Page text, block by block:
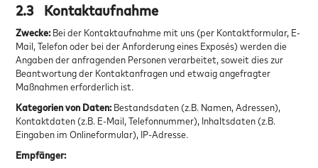
2.3 Kontaktaufnahme
Zwecke:Bei der Kontaktaufnahme mit uns (per Kontaktformular, E-
Mail, Telefon oder bei der Anforderung eines Exposés) werden die
Angaben der anfragenden Personen verarbeitet, soweit dies zur
Beantwortung der Kontaktanfragen und etwaig angefragter
Maßnahmen erforderlich ist.
Kategorien von Daten:Bestandsdaten (z.B. Namen, Adressen),
Kontaktdaten (z.B. E-Mail, Telefonnummer), Inhaltsdaten (z.B.
Eingaben im Onlineformular), IP-Adresse.
Empfänger: